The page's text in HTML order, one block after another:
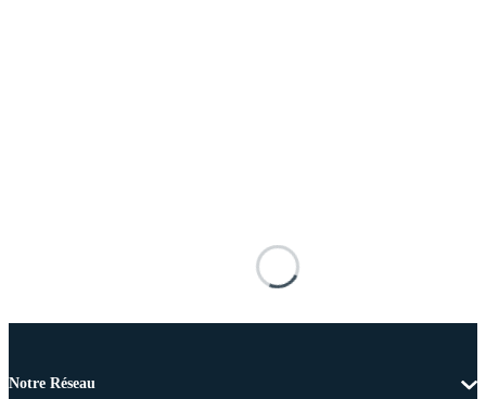
Notre Réseau